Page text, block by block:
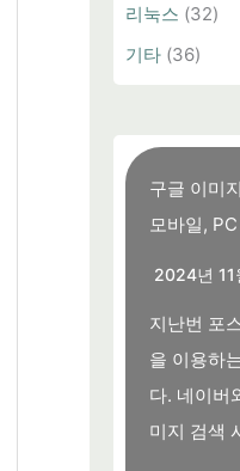
리눅스 (32)
기타 (36)
구글 이미
모바일, PC
2024년 11
지난번 포
을 이용하
다. 네이버
미지 검색